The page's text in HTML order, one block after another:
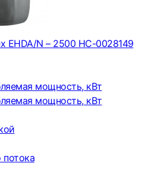
EHDA/N – 2500 НС-0028149
мощность, кВт
мощность, кВт